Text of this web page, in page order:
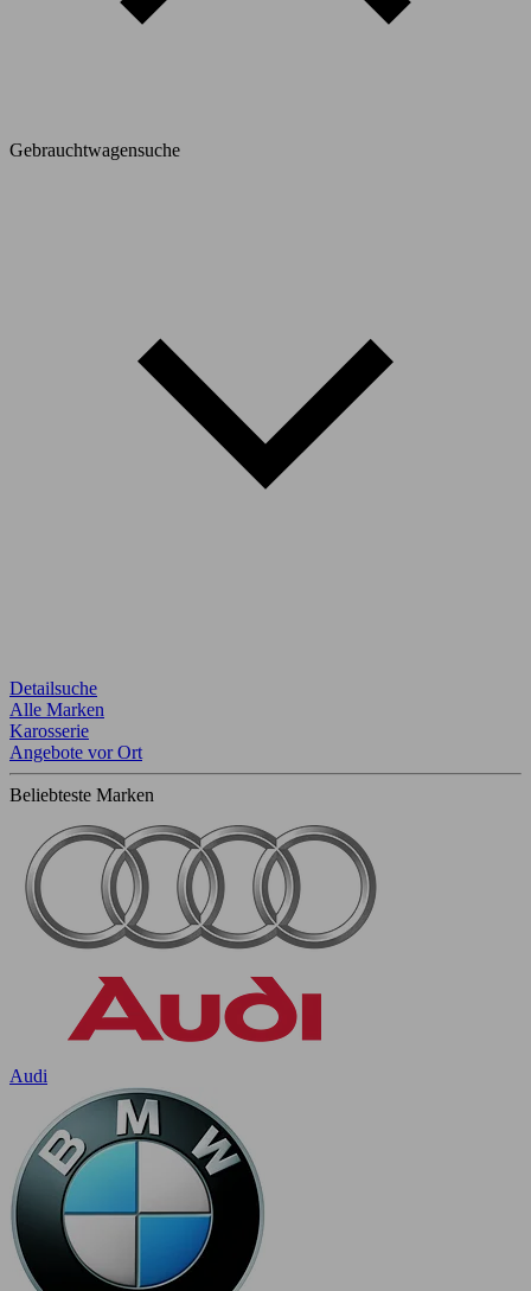
Gebrauchtwagensuche
Detailsuche
Alle Marken
Karosserie
Angebote vor Ort
Beliebteste Marken
Audi